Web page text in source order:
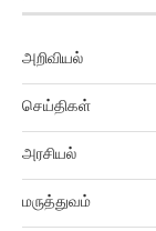
செய்திகள்
அரசியல்
மருத்துவம்